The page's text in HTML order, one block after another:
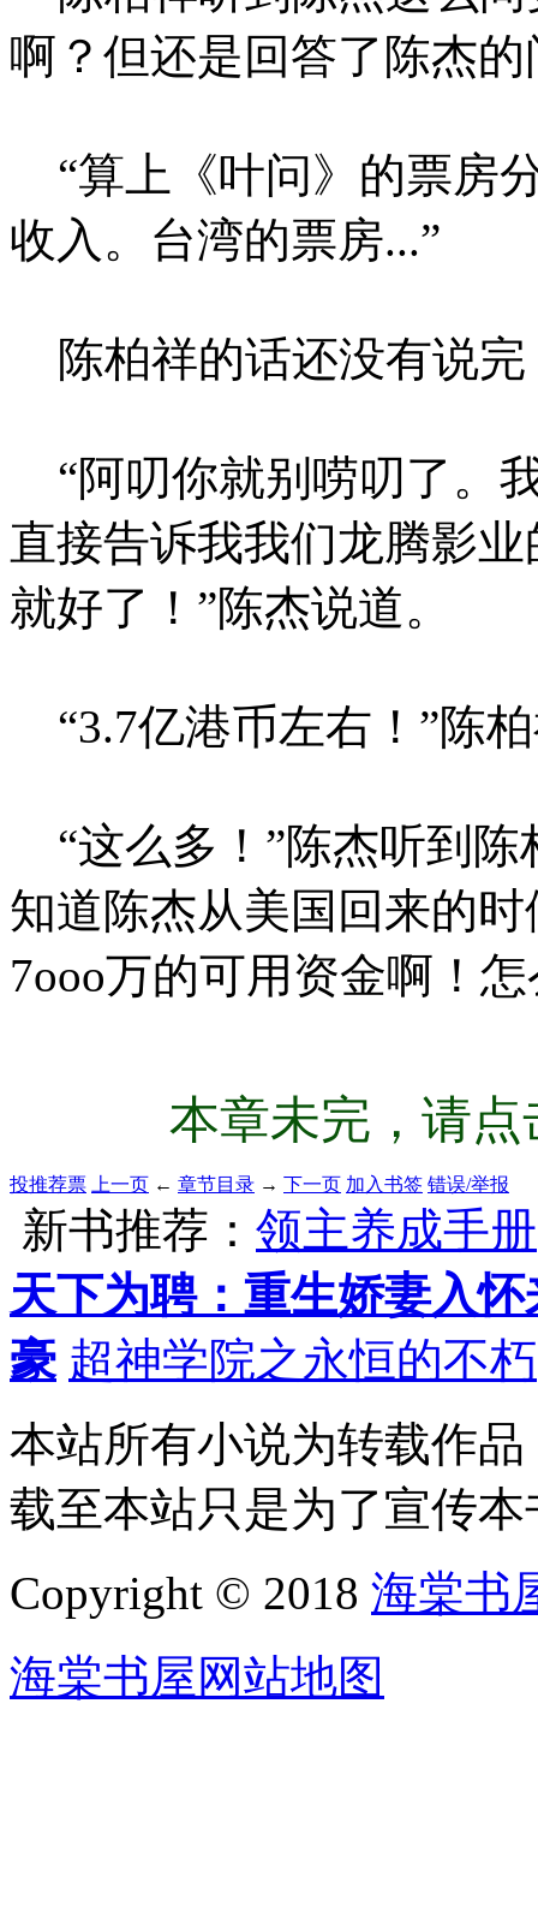
啊？但还是回答了陈杰的
“算上《叶问》的票房
收入。台湾的票房...”
陈柏祥的话还没有说完
“阿叨你就别唠叨了。
直接告诉我我们龙腾影
就好了！”陈杰说道。
“3.7亿港币左右！”陈
“这么多！”陈杰听到陈
知道陈杰从美国回来的
7ooo万的可用资金啊！
本章未完，请
投推荐票 上一页 ← 章节目录 → 下一页 加入书签 错误/举报
新书推荐： 领主养成手册
天下为聘：重生娇妻入怀
豪 超神学院之永恒的不朽
本站所有小说为转载作
载至本站只是为了宣传
Copyright © 2018 海棠书
海棠书屋网站地图